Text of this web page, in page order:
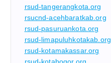
rsud-tangerangkota.org
rsucnd-acehbaratkab.org
rsud-pasuruankota.org
rsud-limapuluhkotakab.org
rsud-kotamakassar.org
rsud-kotabogor.org